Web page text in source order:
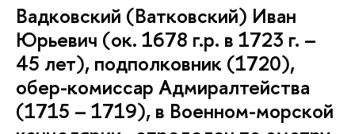
Вадковский (Ватковский) Иван
Юрьевич (ок. 1678 г.р. в 1723 г. –
45 лет), подполковник (1720),
обер-комиссар Адмиралтейства
(1715 – 1719), в Военном-морской